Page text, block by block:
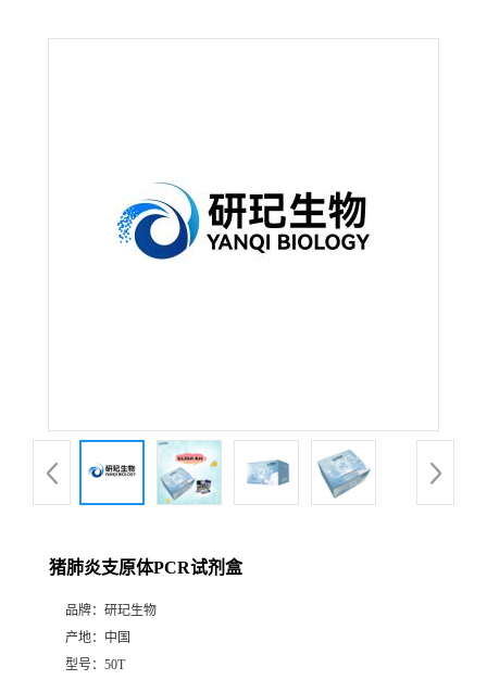
猪肺炎支原体PCR试剂盒
品牌： 研玘生物
产地： 中国
型号： 50T